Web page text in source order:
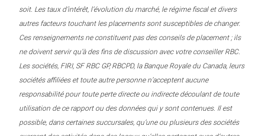
soit. Les taux d’intérêt, l’évolution du marché, le régime fiscal et divers
autres facteurs touchant les placements sont susceptibles de changer.
Ces renseignements ne constituent pas des conseils de placement ; ils
ne doivent servir qu’à des fins de discussion avec votre conseiller RBC.
Les sociétés, FIRI, SF RBC GP, RBCPD, la Banque Royale du Canada, leurs
sociétés affiliées et toute autre personne n’acceptent aucune
responsabilité pour toute perte directe ou indirecte découlant de toute
utilisation de ce rapport ou des données qui y sont contenues. Il est
possible, dans certaines succursales, qu’une ou plusieurs des sociétés